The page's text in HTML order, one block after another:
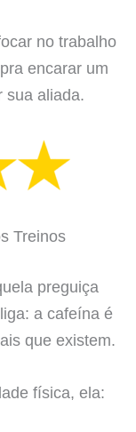
no trabalho
encarar um
sua aliada.
Treinos
preguiça
a cafeína é
que existem.
física, ela: